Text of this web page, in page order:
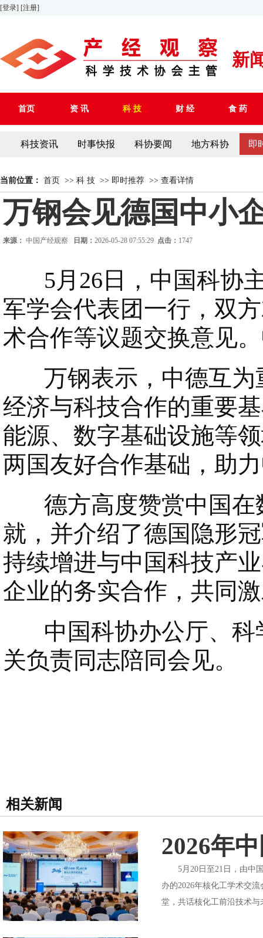
[登录] [注册]
新
首页 资 讯 科 技 财 经 食 药
科技资讯 时事快报 科协要闻 地方科协 即
当前位置： 首页 >> 科 技 >> 即时推荐 >> 查看详情
万钢会见德国中小
来源： 中国产经观察 日期： 2026-05-28 07:55:29 点击： 1747
5月26日，中国科协主
军学会代表团一行，双
术合作等议题交换意见
万钢表示，中德互为
经济与科技合作的重要
能源、数字基础设施等
两国友好合作基础，助
德方高度赞赏中国在
就，并介绍了德国隐形
持续增进与中国科技产
企业的务实合作，共同
中国科协办公厅、科
关负责同志陪同会见。
相关新闻
2026年
5月20日至21日，由中国
办的2026年核化工学术交
堂，共话核化工前沿技术